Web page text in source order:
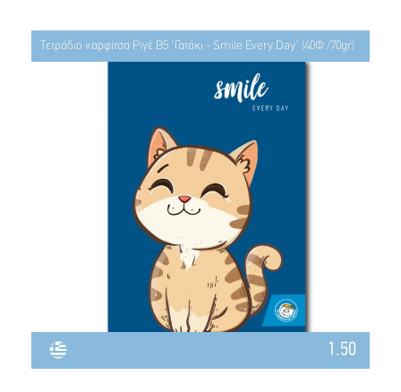
Τετράδιο καρφίτσα Ριγέ Β5 "Γατάκι - Smile Every Day" (40Φ./70gr)
1.50